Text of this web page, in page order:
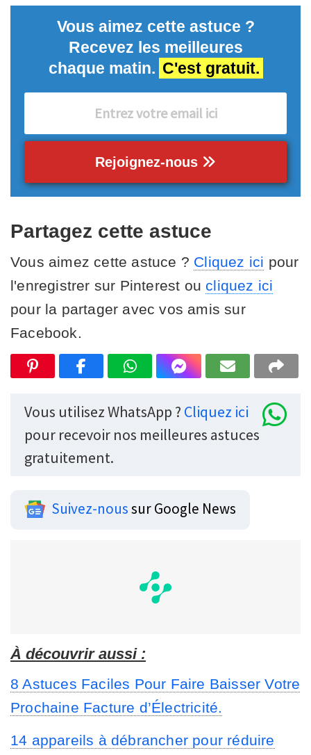
Vous aimez cette astuce ?
Recevez les meilleures
chaque matin. C'est gratuit.
Rejoignez-nous
Partagez cette astuce
Vous aimez cette astuce ? Cliquez ici pour
l'enregistrer sur Pinterest ou cliquez ici
pour la partager avec vos amis sur
Facebook.
Vous utilisez WhatsApp ? Cliquez ici
pour recevoir nos meilleures astuces
gratuitement.
Suivez-noussur Google News
À découvrir aussi :
8 Astuces Faciles Pour Faire Baisser Votre
Prochaine Facture d’Électricité.
14 appareils à débrancher pour réduire